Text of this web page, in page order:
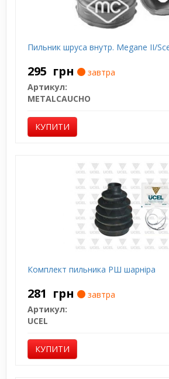
Пильник шруса внутр. Megane II/
295 грн
завтра
Артикул:
METALCAUCHO
КУПИТИ
Комплект пильника РШ шарніра
281 грн
завтра
Артикул:
UCEL
КУПИТИ